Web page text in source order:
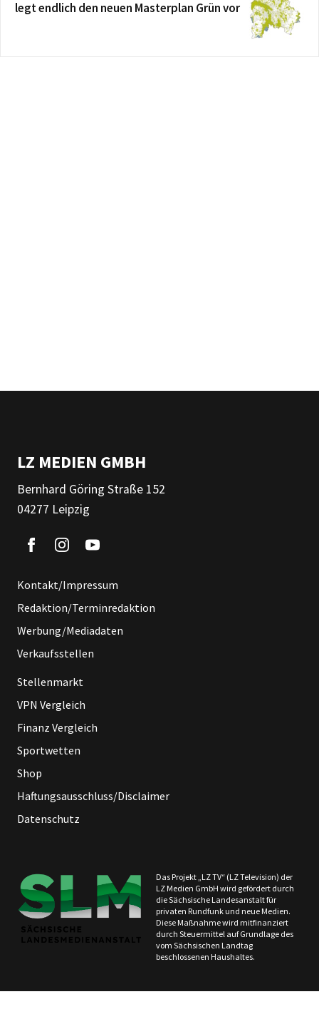
legt endlich den neuen Masterplan Grün vor
LZ MEDIEN GMBH
Bernhard Göring Straße 152
04277 Leipzig
Kontakt/Impressum
Redaktion/Terminredaktion
Werbung/Mediadaten
Verkaufsstellen
Stellenmarkt
VPN Vergleich
Finanz Vergleich
Sportwetten
Shop
Haftungsausschluss/Disclaimer
Datenschutz
Das Projekt „LZ TV“ (LZ Television) der
LZ Medien GmbH wird gefördert durch
die Sächsische Landesanstalt für
privaten Rundfunk und neue Medien.
Diese Maßnahme wird mitfinanziert
durch Steuermittel auf Grundlage des
vom Sächsischen Landtag
beschlossenen Haushaltes.